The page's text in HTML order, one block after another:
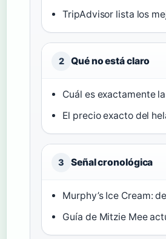
TripAdvisor lista los
2 Qué no está claro
Cuál es exactamente
El precio exacto del
3 Señal cronológica
Murphy’s Ice Cream:
Guía de Mitzie Mee